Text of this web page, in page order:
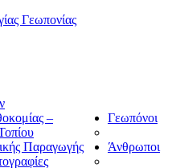
–
Παραγωγής
Γεωπόνοι
Άνθρωποι